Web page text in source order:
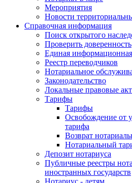
Мероприятия
Новости
Справочная информация
Поиск открытого
Проверить доверенность
Единая
Реестр переводчиков
Нотариальное
Законодательство
Локальные правовые
Тарифы
Тарифы
Освобождение от
тарифа
Возврат
Нотариальный
Депозит нотариуса
Публичные реестры
иностранных государств
Нотариус - детям